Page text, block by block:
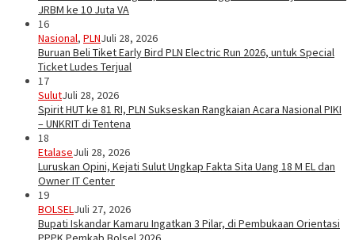
JRBM ke 10 Juta VA
16
Nasional, PLNJuli 28, 2026
Buruan Beli Tiket Early Bird PLN Electric Run 2026, untuk Special
Ticket Ludes Terjual
17
SulutJuli 28, 2026
Spirit HUT ke 81 RI, PLN Sukseskan Rangkaian Acara Nasional PIKI
– UNKRIT di Tentena
18
EtalaseJuli 28, 2026
Luruskan Opini, Kejati Sulut Ungkap Fakta Sita Uang 18 M EL dan
Owner IT Center
19
BOLSELJuli 27, 2026
Bupati Iskandar Kamaru Ingatkan 3 Pilar, di Pembukaan Orientasi